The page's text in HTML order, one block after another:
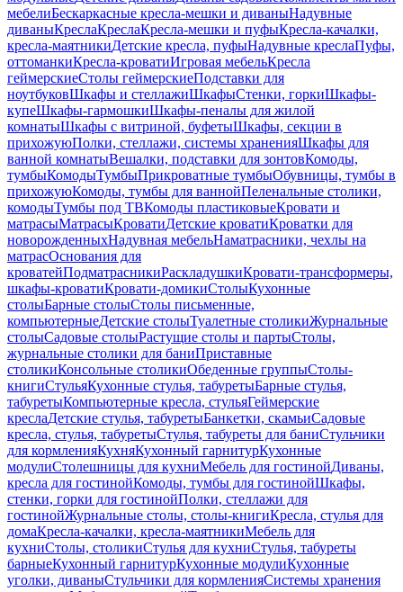
мебелиБескаркасные кресла-мешки и диваныНадувные
диваныКреслаКреслаКресла-мешки и пуфыКресла-качалки,
кресла-маятникиДетские кресла, пуфыНадувные креслаПуфы,
оттоманкиКресла-кроватиИгровая мебельКресла
геймерскиеСтолы геймерскиеПодставки для
ноутбуковШкафы и стеллажиШкафыСтенки, горкиШкафы-
купеШкафы-гармошкиШкафы-пеналы для жилой
комнатыШкафы с витриной, буфетыШкафы, секции в
прихожуюПолки, стеллажи, системы храненияШкафы для
ванной комнатыВешалки, подставки для зонтовКомоды,
тумбыКомодыТумбыПрикроватные тумбыОбувницы, тумбы в
прихожуюКомоды, тумбы для ваннойПеленальные столики,
комодыТумбы под ТВКомоды пластиковыеКровати и
матрасыМатрасыКроватиДетские кроватиКроватки для
новорожденныхНадувная мебельНаматрасники, чехлы на
матрасОснования для
кроватейПодматрасникиРаскладушкиКровати-трансформеры,
шкафы-кроватиКровати-домикиСтолыКухонные
столыБарные столыСтолы письменные,
компьютерныеДетские столыТуалетные столикиЖурнальные
столыСадовые столыРастущие столы и партыСтолы,
журнальные столики для баниПриставные
столикиКонсольные столикиОбеденные группыСтолы-
книгиСтульяКухонные стулья, табуретыБарные стулья,
табуретыКомпьютерные кресла, стульяГеймерские
креслаДетские стулья, табуретыБанкетки, скамьиСадовые
кресла, стулья, табуретыСтулья, табуреты для баниСтульчики
для кормленияКухняКухонный гарнитурКухонные
модулиСтолешницы для кухниМебель для гостинойДиваны,
кресла для гостинойКомоды, тумбы для гостинойШкафы,
стенки, горки для гостинойПолки, стеллажи для
гостинойЖурнальные столы, столы-книгиКресла, стулья для
домаКресла-качалки, кресла-маятникиМебель для
кухниСтолы, столикиСтулья для кухниСтулья, табуреты
барныеКухонный гарнитурКухонные модулиКухонные
уголки, диваныСтульчики для кормленияСистемы хранения